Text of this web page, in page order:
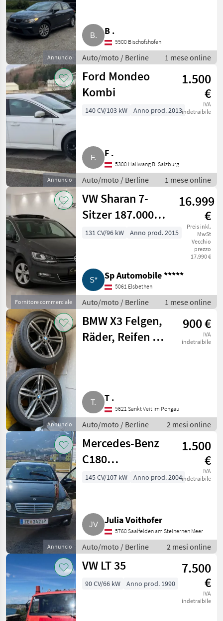
Annuncio
B .
5500 Bischofshofen
Auto/moto / Berline 1 mese online
Annuncio
Ford Mondeo
Kombi
1.500
€
IVA
indetraibile
140 CV/103 kW Anno prod. 2013
F .
5300 Hallwang B. Salzburg
Auto/moto / Berline 1 mese online
Fornitore commerciale
VW Sharan 7-
Sitzer 187.000
km
16.999
€
Preis inkl.
MwSt
Vecchio
prezzo
17.990 €
131 CV/96 kW Anno prod. 2015
Sp Automobile *****
5061 Elsbethen
Auto/moto / Berline 1 mese online
Annuncio
BMW X3 Felgen,
Räder, Reifen X3
900 €
IVA
indetraibile
T .
5621 Sankt Veit im Pongau
Auto/moto / Berline 2 mesi online
Annuncio
Mercedes-Benz
C180
Kompressor
1.500
€
IVA
indetraibile
145 CV/107 kW Anno prod. 2004
Julia Voithofer
5760 Saalfelden am Steinernen Meer
Auto/moto / Berline 2 mesi online
VW LT 35
7.500
€
IVA
indetraibile
90 CV/66 kW Anno prod. 1990